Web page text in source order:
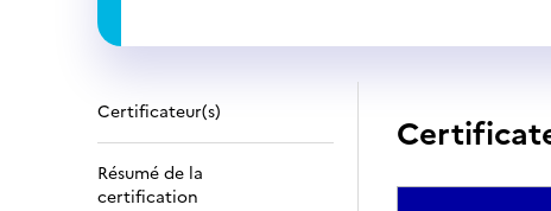
Certificateur(s)
Résumé de la
certification